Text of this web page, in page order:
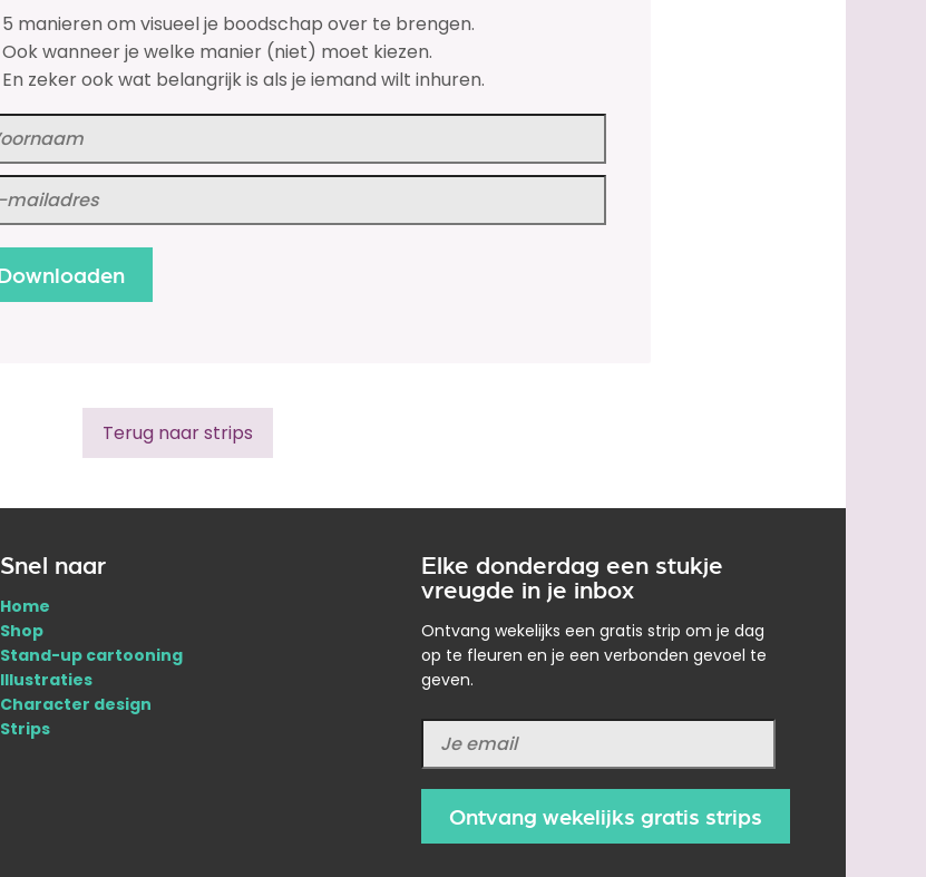
5 manieren om visueel je boodschap over te brengen.
Ook wanneer je welke manier (niet) moet kiezen.
En zeker ook wat belangrijk is als je iemand wilt inhuren.
Terug naar strips
Snel naar
Home
Shop
Stand-up cartooning
Illustraties
Character design
Strips
Elke donderdag een stukje
vreugde in je inbox
Ontvang wekelijks een gratis strip om je dag
op te fleuren en je een verbonden gevoel te
geven.